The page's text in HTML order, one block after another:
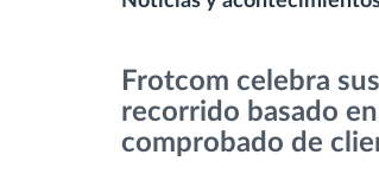
Gestión de combustible
Frotcom celebra
recorrido basado
comprobado de